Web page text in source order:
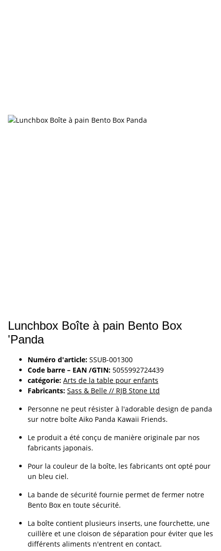
Lunchbox Boîte à pain Bento Box
'Panda
Numéro d'article: SSUB-001300
Code barre – EAN /GTIN: 5055992724439
catégorie: Arts de la table pour enfants
Fabricants: Sass & Belle // RJB Stone Ltd
Personne ne peut résister à l'adorable design de panda
sur notre boîte Aiko Panda Kawaii Friends.
Le produit a été conçu de manière originale par nos
fabricants japonais.
Pour la couleur de la boîte, les fabricants ont opté pour
un bleu ciel.
La bande de sécurité fournie permet de fermer notre
Bento Box en toute sécurité.
La boîte contient plusieurs inserts, une fourchette, une
cuillère et une cloison de séparation pour éviter que les
différents aliments n'entrent en contact.